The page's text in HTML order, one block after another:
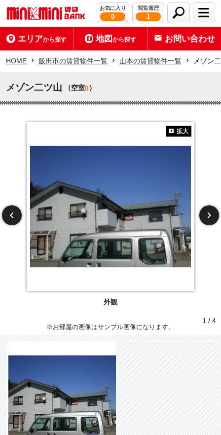
お気に入り
0
閲覧履歴
1
エリアから探す 地図から探す お問い合わせ
HOME 飯田市の賃貸物件一覧 山本の賃貸物件一覧 メゾン
メゾン二ツ山 （空室0）
外観
拡大
1 / 4
※お部屋の画像はサンプル画像になります。